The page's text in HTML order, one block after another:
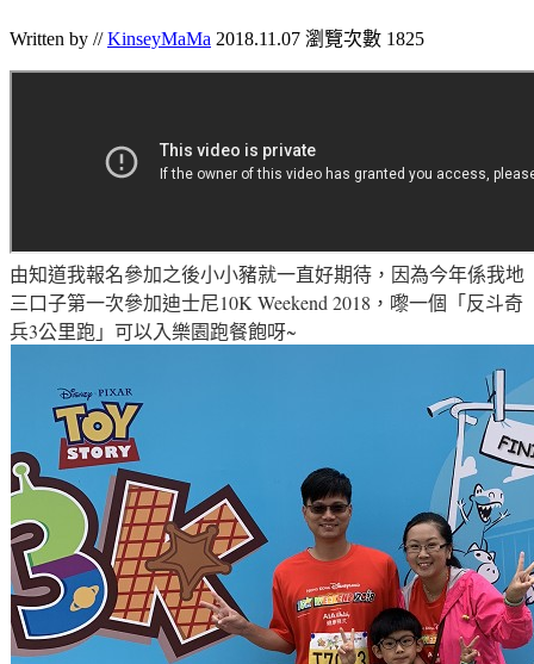
Written by //KinseyMaMa 2018.11.07 瀏覽次數 1825
由知道我報名參加之後小小豬就一直好期待， 因為今年係我地
三口子第一次參加迪士尼10K Weekend 2018， 嚟一個「反斗奇
兵3公里跑」 可以入樂園跑餐飽呀~